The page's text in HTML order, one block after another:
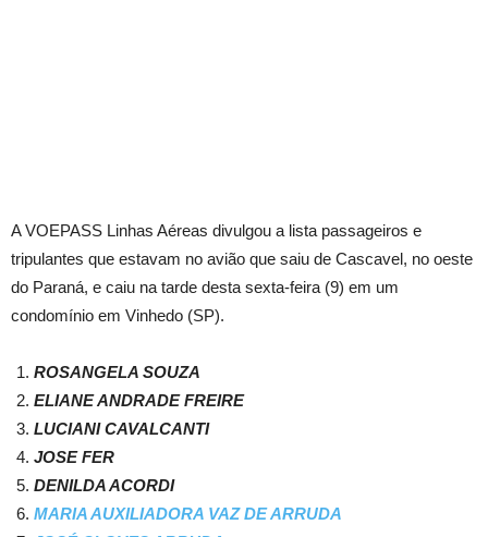
A VOEPASS Linhas Aéreas divulgou a lista passageiros e
tripulantes que estavam no avião que saiu de Cascavel, no oeste
do Paraná, e caiu na tarde desta sexta-feira (9) em um
condomínio em Vinhedo (SP).
ROSANGELA SOUZA
ELIANE ANDRADE FREIRE
LUCIANI CAVALCANTI
JOSE FER
DENILDA ACORDI
MARIA AUXILIADORA VAZ DE ARRUDA